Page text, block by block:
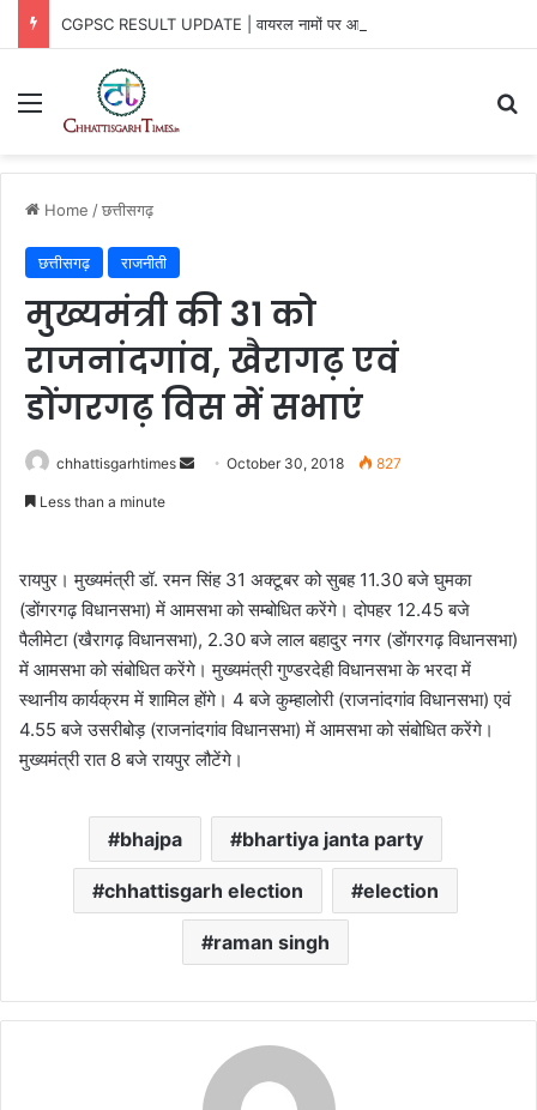
CGPSC RESULT UPDATE | वायरल नामों पर आयोग का खुलासा
Menu
Home /छत्तीसगढ़
छत्तीसगढ़ राजनीती
मुख्यमंत्री की 31 को
राजनांदगांव, खैरागढ़ एवं
डोंगरगढ़ विस में सभाएं
chhattisgarhtimes
SendOctober 30, 2018 827
Less than a minute
रायपुर। मुख्यमंत्री डॉ. रमन सिंह 31 अक्टूबर को सुबह 11.30 बजे घुमका
(डोंगरगढ़ विधानसभा) में आमसभा को सम्बोधित करेंगे। दोपहर 12.45 बजे
पैलीमेटा (खैरागढ़ विधानसभा), 2.30 बजे लाल बहादुर नगर (डोंगरगढ़ विधानसभा)
में आमसभा को संबोधित करेंगे। मुख्यमंत्री गुण्डरदेही विधानसभा के भरदा में
स्थानीय कार्यक्रम में शामिल होंगे। 4 बजे कुम्हालोरी (राजनांदगांव विधानसभा) एवं
4.55 बजे उसरीबोड़ (राजनांदगांव विधानसभा) में आमसभा को संबोधित करेंगे।
मुख्यमंत्री रात 8 बजे रायपुर लौटेंगे।
bhajpa bhartiya janta party
chhattisgarh election election
raman singh